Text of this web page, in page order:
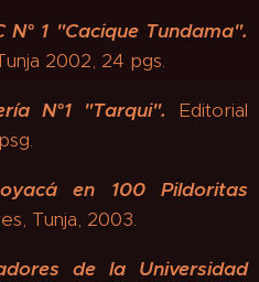
N° 1 "Cacique Tundama".
2002, 24 pgs.
N°1 "Tarqui". Editorial
en 100 Pildoritas
Tunja, 2003.
de la Universidad